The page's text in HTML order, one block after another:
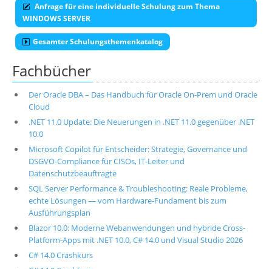
Anfrage für eine individuelle Schulung zum Thema
WINDOWS SERVER
Gesamter Schulungsthemenkatalog
Fachbücher
Der Oracle DBA – Das Handbuch für Oracle On-Prem und Oracle
Cloud
.NET 11.0 Update: Die Neuerungen in .NET 11.0 gegenüber .NET
10.0
Microsoft Copilot für Entscheider: Strategie, Governance und
DSGVO-Compliance für CISOs, IT-Leiter und
Datenschutzbeauftragte
SQL Server Performance & Troubleshooting: Reale Probleme,
echte Lösungen — vom Hardware-Fundament bis zum
Ausführungsplan
Blazor 10.0: Moderne Webanwendungen und hybride Cross-
Platform-Apps mit .NET 10.0, C# 14.0 und Visual Studio 2026
C# 14.0 Crashkurs